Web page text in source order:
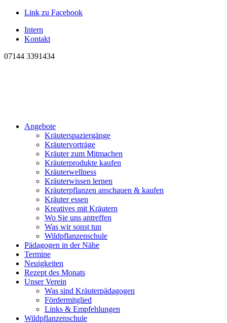
Link zu Facebook
Intern
Kontakt
07144 3391434
Angebote
Kräuterspaziergänge
Kräutervorträge
Kräuter zum Mitmachen
Kräuterprodukte kaufen
Kräuterwellness
Kräuterwissen lernen
Kräuterpflanzen anschauen & kaufen
Kräuter essen
Kreatives mit Kräutern
Wo Sie uns antreffen
Was wir sonst tun
Wildpflanzenschule
Pädagogen in der Nähe
Termine
Neuigkeiten
Rezept des Monats
Unser Verein
Was sind Kräuterpädagogen
Fördermitglied
Links & Empfehlungen
Wildpflanzenschule